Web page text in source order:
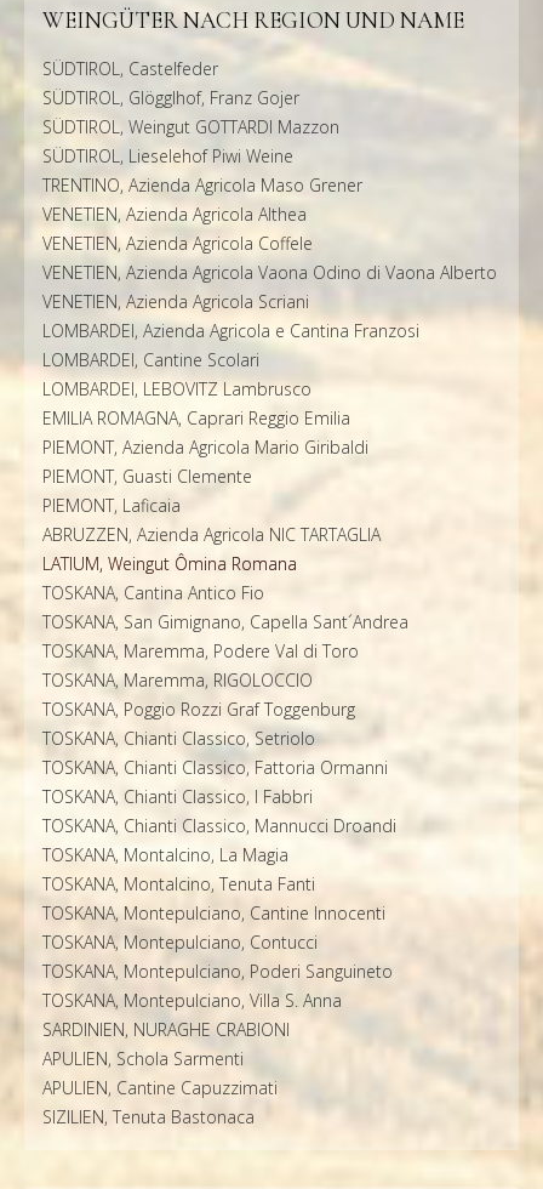
WEINGÜTER NACH REGION UND NAME
SÜDTIROL, Castelfeder
SÜDTIROL, Glögglhof, Franz Gojer
SÜDTIROL, Weingut GOTTARDI Mazzon
SÜDTIROL, Lieselehof Piwi Weine
TRENTINO, Azienda Agricola Maso Grener
VENETIEN, Azienda Agricola Althea
VENETIEN, Azienda Agricola Coffele
VENETIEN, Azienda Agricola Vaona Odino di Vaona Alberto
VENETIEN, Azienda Agricola Scriani
LOMBARDEI, Azienda Agricola e Cantina Franzosi
LOMBARDEI, Cantine Scolari
LOMBARDEI, LEBOVITZ Lambrusco
EMILIA ROMAGNA, Caprari Reggio Emilia
PIEMONT, Azienda Agricola Mario Giribaldi
PIEMONT, Guasti Clemente
PIEMONT, Laficaia
ABRUZZEN, Azienda Agricola NIC TARTAGLIA
LATIUM, Weingut Ômina Romana
TOSKANA, Cantina Antico Fio
TOSKANA, San Gimignano, Capella Sant´Andrea
TOSKANA, Maremma, Podere Val di Toro
TOSKANA, Maremma, RIGOLOCCIO
TOSKANA, Poggio Rozzi Graf Toggenburg
TOSKANA, Chianti Classico, Setriolo
TOSKANA, Chianti Classico, Fattoria Ormanni
TOSKANA, Chianti Classico, I Fabbri
TOSKANA, Chianti Classico, Mannucci Droandi
TOSKANA, Montalcino, La Magia
TOSKANA, Montalcino, Tenuta Fanti
TOSKANA, Montepulciano, Cantine Innocenti
TOSKANA, Montepulciano, Contucci
TOSKANA, Montepulciano, Poderi Sanguineto
TOSKANA, Montepulciano, Villa S. Anna
SARDINIEN, NURAGHE CRABIONI
APULIEN, Schola Sarmenti
APULIEN, Cantine Capuzzimati
SIZILIEN, Tenuta Bastonaca